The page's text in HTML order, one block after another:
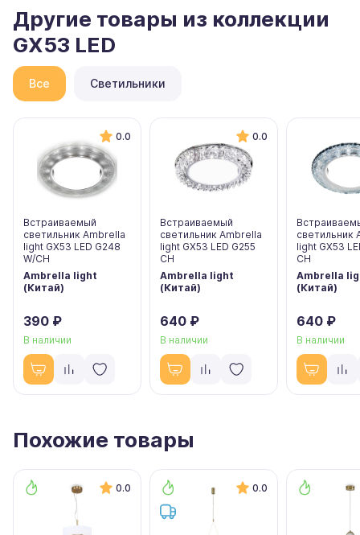
Другие товары из коллекции
GX53 LED
Все Светильники
0.0
Встраиваемый
светильник Ambrella
light GX53 LED G248
W/CH
Ambrella light
(Китай)
390 ₽
В наличии
0.0
Встраиваемый
светильник Ambrella
light GX53 LED G255
CH
Ambrella light
(Китай)
640 ₽
В наличии
светильник
light GX53
CH
Ambrella
(Китай)
640 ₽
В наличии
Похожие товары
0.0 0.0